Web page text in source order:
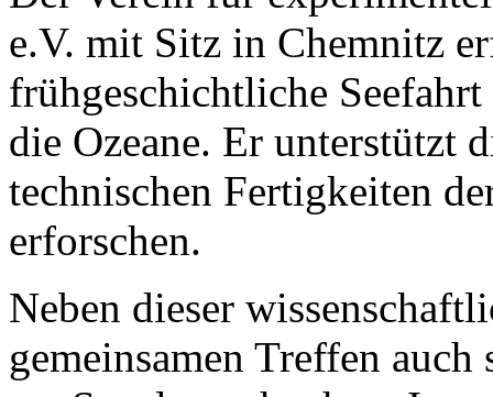
e.V. mit Sitz in Chemnitz
frühgeschichtliche
die Ozeane. Er unterstützt
technischen Fertigkeiten
erforschen.
Neben dieser
gemeinsamen Treffen